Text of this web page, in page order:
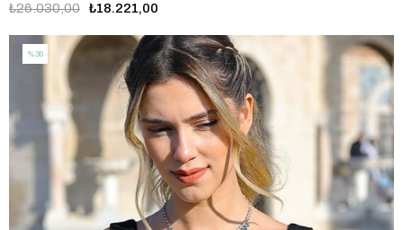
₺18.221,00
₺26.030,00
%30